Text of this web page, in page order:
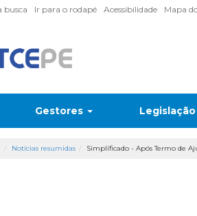
busca Ir para o rodapé Acessibilidade Mapa
Gestores Legislação
Notícias resumidas Simplificado - Após Termo de